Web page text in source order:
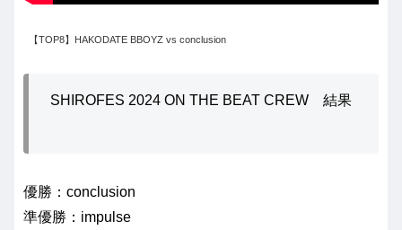
【TOP8】HAKODATE BBOYZ vs conclusion
SHIROFES 2024 ON THE BEAT CREW 結果
優勝：conclusion
準優勝：impulse